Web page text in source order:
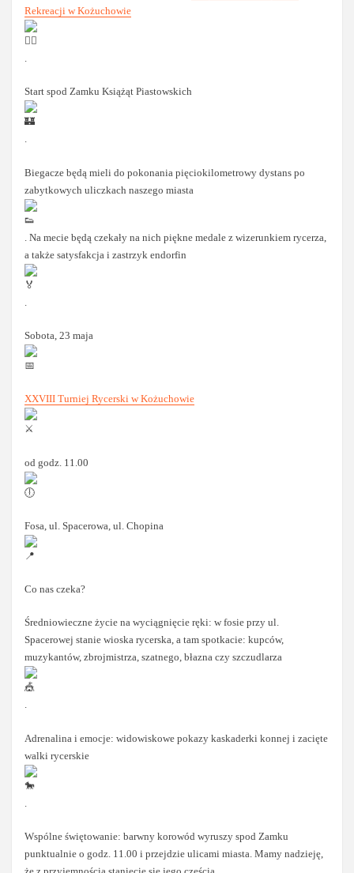
Rekreacji w Kożuchowie
Start spod Zamku Książąt Piastowskich
.
Biegacze będą mieli do pokonania pięciokilometrowy dystans po
zabytkowych uliczkach naszego miasta
. Na mecie będą czekały na nich piękne medale z wizerunkiem rycerza,
a także satysfakcja i zastrzyk endorfin
Sobota, 23 maja
XXVIII Turniej Rycerski w Kożuchowie
od godz. 11.00
Fosa, ul. Spacerowa, ul. Chopina
Co nas czeka?
Średniowieczne życie na wyciągnięcie ręki: w fosie przy ul.
Spacerowej stanie wioska rycerska, a tam spotkacie: kupców,
muzykantów, zbrojmistrza, szatnego, błazna czy szczudlarza
.
Adrenalina i emocje: widowiskowe pokazy kaskaderki konnej i zacięte
walki rycerskie
Wspólne świętowanie: barwny korowód wyruszy spod Zamku
punktualnie o godz. 11.00 i przejdzie ulicami miasta. Mamy nadzieję,